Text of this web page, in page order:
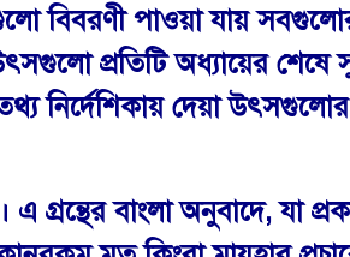
বিবরণী পাওয়া যায়
প্রতিটি অধ্যায়ের
নির্দেশিকায় দেয়া
গ্রন্থের বাংলা অনুবাদে, যা